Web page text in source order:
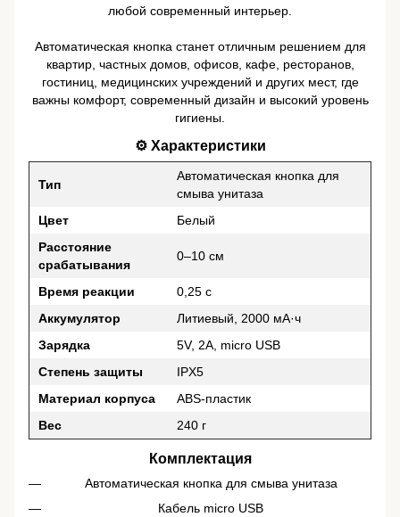
любой современный интерьер.
Автоматическая кнопка станет отличным решением для
квартир, частных домов, офисов, кафе, ресторанов,
гостиниц, медицинских учреждений и других мест, где
важны комфорт, современный дизайн и высокий уровень
гигиены.
⚙️ Характеристики
Тип
Автоматическая кнопка для
смыва унитаза
Цвет
Белый
Расстояние
срабатывания
0–10 см
Время реакции
0,25 с
Аккумулятор
Литиевый, 2000 мА·ч
Зарядка
5V, 2A, micro USB
Степень защиты
IPX5
Материал корпуса
ABS-пластик
Вес
240 г
Комплектация
Автоматическая кнопка для смыва унитаза
Кабель micro USB